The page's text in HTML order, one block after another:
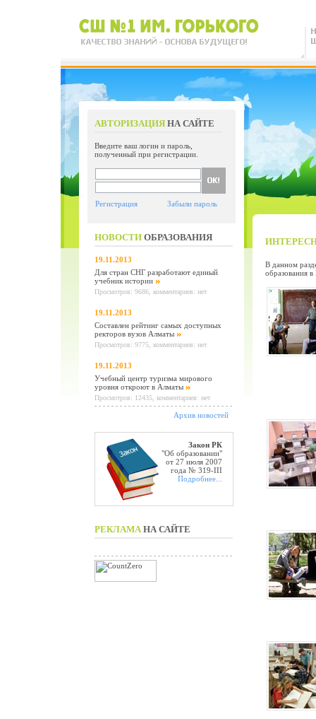
АВТОРИЗАЦИЯ НА САЙТЕ
Введите ваш логин и пароль,
полученный при регистрации.
Регистрация Забыли пароль
НОВОСТИ ОБРАЗОВАНИЯ
19.11.2013
Для стран СНГ разработают единый
учебник истории
Просмотров: 9686, комментариев: нет
19.11.2013
Составлен рейтинг самых доступных
ректоров вузов Алматы
Просмотров: 9775, комментариев: нет
19.11.2013
Учебный центр туризма мирового
уровня откроют в Алматы
Просмотров: 12435, комментариев: нет
Архив новостей
Закон РК
"Об образовании"
от 27 июля 2007
года № 319-III
Подробнее...
РЕКЛАМАНА САЙТЕ
В данном
образования в